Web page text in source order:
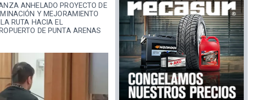
ANHELADO PROYECTO DE
Y MEJORAMIENTO
RUTA HACIA EL
DE PUNTA ARENAS